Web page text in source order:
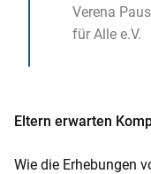
Verena
für Alle e.V.
Eltern erwarten
Wie die Erhebungen